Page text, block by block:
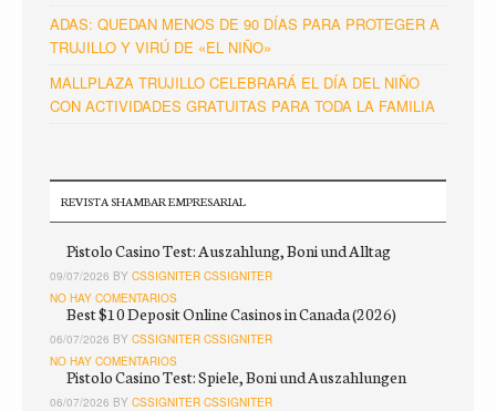
ADAS: QUEDAN MENOS DE 90 DÍAS PARA PROTEGER A
TRUJILLO Y VIRÚ DE «EL NIÑO»
MALLPLAZA TRUJILLO CELEBRARÁ EL DÍA DEL NIÑO
CON ACTIVIDADES GRATUITAS PARA TODA LA FAMILIA
REVISTA SHAMBAR EMPRESARIAL
Pistolo Casino Test: Auszahlung, Boni und Alltag
09/07/2026 BY CSSIGNITER CSSIGNITER
NO HAY COMENTARIOS
Best $10 Deposit Online Casinos in Canada (2026)
06/07/2026 BY CSSIGNITER CSSIGNITER
NO HAY COMENTARIOS
Pistolo Casino Test: Spiele, Boni und Auszahlungen
06/07/2026 BY CSSIGNITER CSSIGNITER